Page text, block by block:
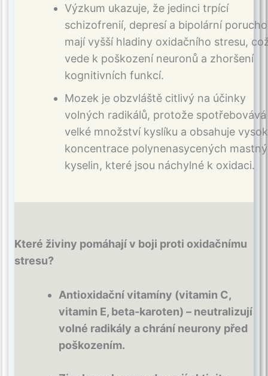
Výzkum ukazuje, že jedinci trpící
schizofrenií, depresí a bipolární
mají vyšší hladiny oxidačního stresu,
vede k poškození neuronů a zhoršení
kognitivních funkcí.
Mozek je obzvláště citlivý na účinky
volných radikálů, protože spotřebovává
velké množství kyslíku a obsahuje
koncentrace polynenasycených
kyselin, které jsou náchylné k oxidaci.
Které živiny pomáhají v boji proti oxidačnímu
stresu?
Antioxidační vitamíny (vitamin C,
vitamin E, beta-karoten) – neutralizují
volné radikály a chrání neurony před
poškozením.